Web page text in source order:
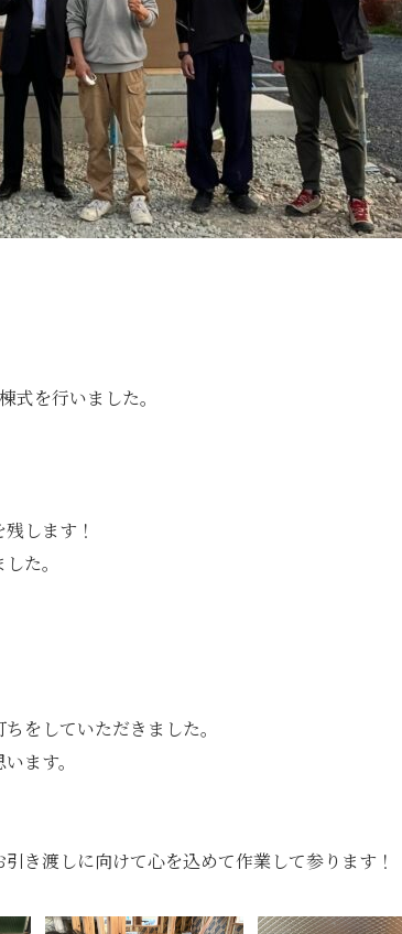
を行いました。
します！
た。
をしていただきました。
ます。
き渡しに向けて心を込めて作業して参ります！